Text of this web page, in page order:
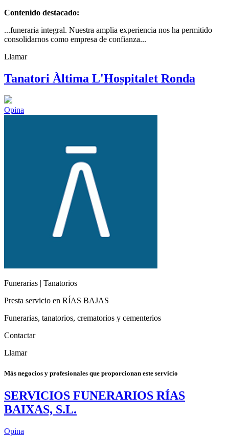
Contenido destacado:
...funeraria integral. Nuestra amplia experiencia nos ha permitido
consolidarnos como empresa de confianza...
Llamar
Tanatori Àltima L'Hospitalet Ronda
Opina
Funerarias | Tanatorios
Presta servicio en RÍAS BAJAS
Funerarias, tanatorios, crematorios y cementerios
Contactar
Llamar
Más negocios y profesionales que proporcionan este servicio
SERVICIOS FUNERARIOS RÍAS
BAIXAS, S.L.
Opina